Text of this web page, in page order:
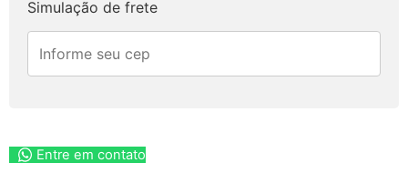
Simulação de frete
Entre em contato